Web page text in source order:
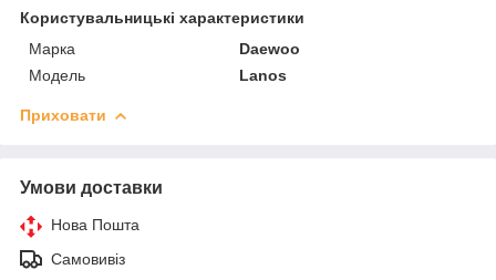
Користувальницькі характеристики
Марка
Daewoo
Модель
Lanos
Приховати
Умови доставки
Нова Пошта
Самовивіз